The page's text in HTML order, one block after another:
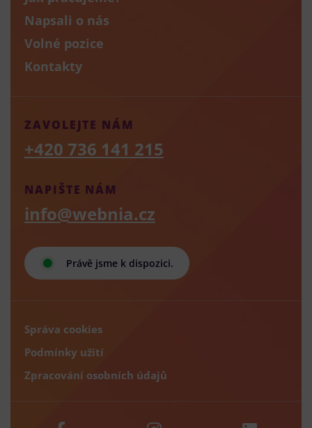
Napsali o nás
Volné pozice
Kontakty
Právě jsme k dispozici.
NAPIŠTE NÁM
info@webnia.cz
ZAVOLEJTE NÁM
+420 736 141 215
Správa cookies
Podmínky užití
Zpracování osobních údajů